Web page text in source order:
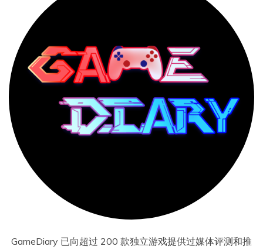
GameDiary 已向超过 200 款独立游戏提供过媒体评测和推